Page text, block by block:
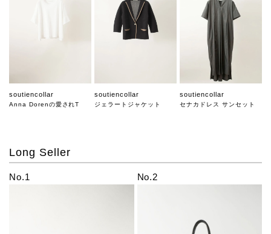
soutiencollar
Anna Dorenの愛されT
soutiencollar
ジェラートジャケット
soutiencollar
セナカドレス サンセット
Long Seller
No.1 No.2